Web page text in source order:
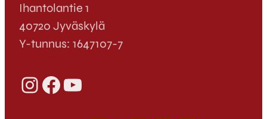
Ihantolantie 1
40720 Jyväskylä
Y-tunnus: 1647107-7
InstagramFacebook YouTube